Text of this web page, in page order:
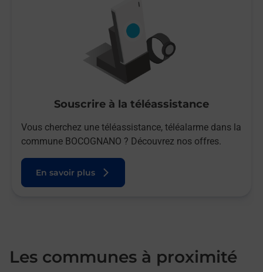
Souscrire à la téléassistance
Vous cherchez une téléassistance, téléalarme dans la
commune BOCOGNANO ? Découvrez nos offres.
En savoir plus
Les communes à proximité